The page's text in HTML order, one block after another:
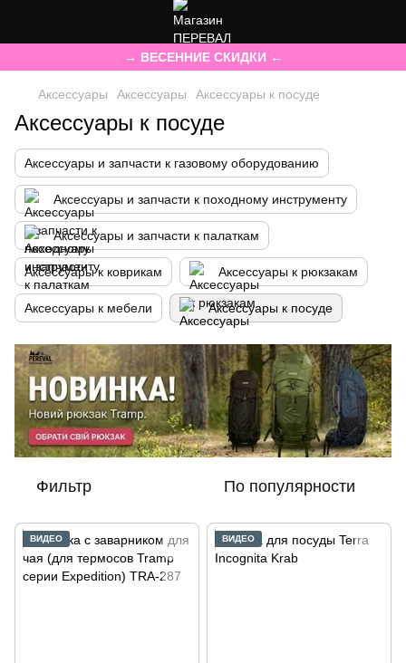
→ ВЕСЕННИЕ СКИДКИ ←
Аксессуары Аксессуары Аксессуары к посуде
Аксессуары к посуде
Аксессуары и запчасти к газовому оборудованию
Аксессуары и запчасти к походному инструменту
Аксессуары и запчасти к палаткам
Аксессуары к коврикам Аксессуары к рюкзакам
Аксессуары к мебели Аксессуары к посуде
Фильтр По популярности
ВИДЕО ВИДЕО